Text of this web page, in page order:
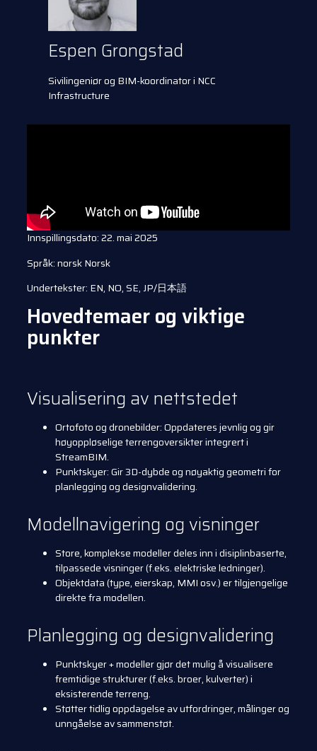
Espen Grongstad
Sivilingeniør og BIM-koordinator i NCC
Infrastructure
Innspillingsdato: 22. mai 2025
Språk: norsk Norsk
Undertekster: EN, NO, SE, JP/日本語
Hovedtemaer og viktige
punkter
Visualisering av nettstedet
Ortofoto og dronebilder: Oppdateres jevnlig og gir
høyoppløselige terrengoversikter integrert i
StreamBIM.
Punktskyer: Gir 3D-dybde og nøyaktig geometri for
planlegging og designvalidering.
Modellnavigering og visninger
Store, komplekse modeller deles inn i disiplinbaserte,
tilpassede visninger (f.eks. elektriske ledninger).
Objektdata (type, eierskap, MMI osv.) er tilgjengelige
direkte fra modellen.
Planlegging og designvalidering
Punktskyer + modeller gjør det mulig å visualisere
fremtidige strukturer (f.eks. broer, kulverter) i
eksisterende terreng.
Støtter tidlig oppdagelse av utfordringer, målinger og
unngåelse av sammenstøt.